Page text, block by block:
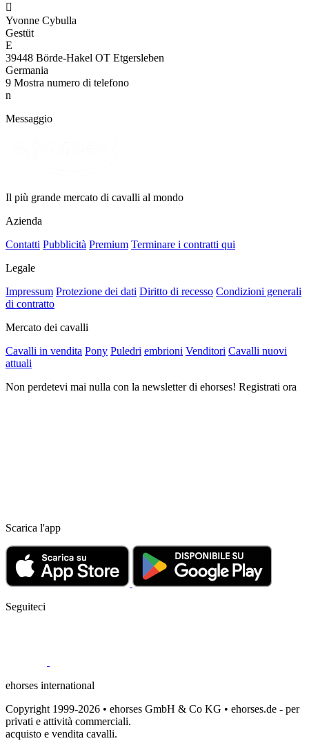

Yvonne Cybulla
Gestüt
E
39448 Börde-Hakel OT Etgersleben
Germania
9 Mostra numero di telefono
n
Messaggio
Il più grande mercato di cavalli al mondo
Azienda
Contatti Pubblicità Premium Terminare i contratti qui
Legale
Impressum Protezione dei dati Diritto di recesso Condizioni generali
di contratto
Mercato dei cavalli
Cavalli in vendita Pony Puledri embrioni Venditori Cavalli nuovi
attuali
Non perdetevi mai nulla con la newsletter di ehorses! Registrati ora
Scarica l'app
Seguiteci
ehorses international
Copyright 1999-2026 • ehorses GmbH & Co KG • ehorses.de - per
privati e attività commerciali.
acquisto e vendita cavalli.